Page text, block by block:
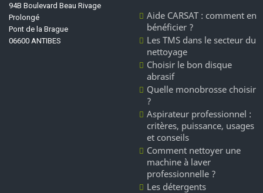
94B Boulevard Beau Rivage
Prolongé
Pont de la Brague
06600 ANTIBES
Aide CARSAT : comment en
bénéficier ?
Les TMS dans le secteur du
nettoyage
Choisir le bon disque
abrasif
Quelle monobrosse choisir
?
Aspirateur professionnel :
critères, puissance, usages
et conseils
Comment nettoyer une
machine à laver
professionnelle ?
Les détergents